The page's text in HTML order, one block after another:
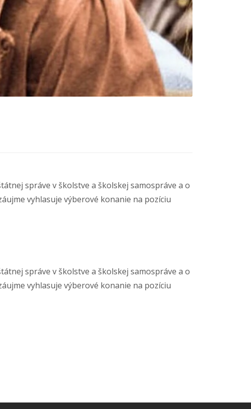
správe v školstve a školskej samospráve a o
vyhlasuje výberové konanie na pozíciu
správe v školstve a školskej samospráve a o
vyhlasuje výberové konanie na pozíciu